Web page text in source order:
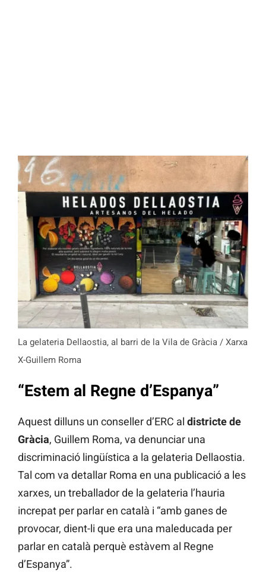
La gelateria Dellaostia, al barri de la Vila de Gràcia / Xarxa
X-Guillem Roma
“Estem al Regne d’Espanya”
Aquest dilluns un conseller d’ERC al districte de
Gràcia, Guillem Roma, va denunciar una
discriminació lingüística a la gelateria Dellaostia.
Tal com va detallar Roma en una publicació a les
xarxes, un treballador de la gelateria l’hauria
increpat per parlar en català i “amb ganes de
provocar, dient-li que era una maleducada per
parlar en català perquè estàvem al Regne
d’Espanya”.